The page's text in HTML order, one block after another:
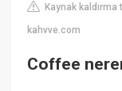
Kaynak kaldırma
kahvve.com
Coffee